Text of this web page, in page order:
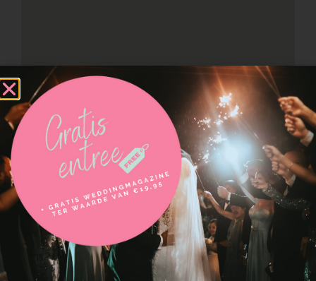
Neem contact op met
Hoes Tailors